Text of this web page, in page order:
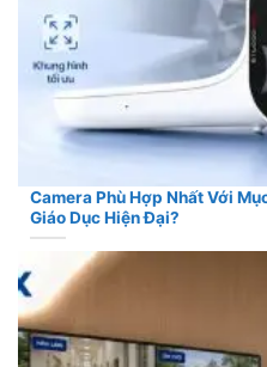
Camera Phù Hợp Nhất Với
Giáo Dục Hiện Đại?